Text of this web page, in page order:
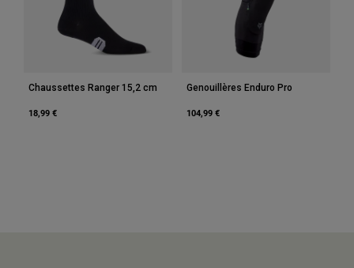
Chaussettes Ranger 15,2 cm
18,99 €
Genouillères Enduro Pro
104,99 €